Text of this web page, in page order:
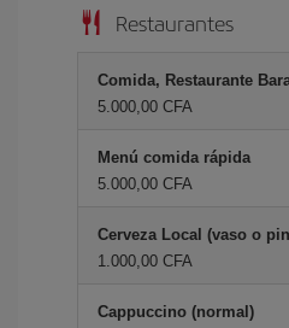
Restaurantes
Comida, Restaurante
5.000,00 CFA
Menú comida rápida
5.000,00 CFA
Cerveza Local (vaso o
1.000,00 CFA
Cappuccino (normal)